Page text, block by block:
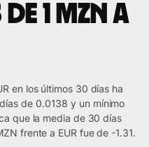
1 MZN a
en los últimos 30 días ha
de 0.0138 y un mínimo
que la media de 30 días
frente a EUR fue de -1.31.